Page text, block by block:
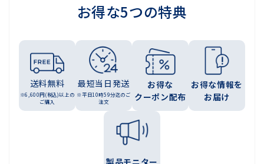
お得な5つの特典
送料無料
※6,600円(税込)以上の
ご購入
最短当日発送
※平日10時59分迄のご
注文
お得な
クーポン配布
お得な情報を
お届け
製品モニター